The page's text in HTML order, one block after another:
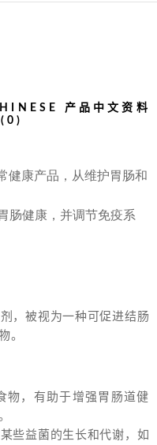
产品中文资料
健康产品，从维护胃肠和
肠健康，并调节免疫系
，被视为一种可促进结肠
。
物，有助于增强胃肠道健
些益菌的生长和代谢，如